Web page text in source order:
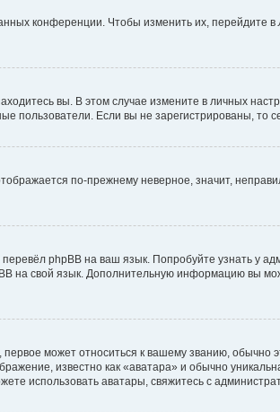
конференции. Чтобы изменить их, перейдите в
вы. В этом случае измените в личных
пользователи. Если вы не зарегистрированы, то
по-прежнему неверное, значит,
phpBB на ваш язык. Попробуйте узнать у
на свой язык. Дополнительную информацию вы
может относиться к вашему званию, обычно
известно как «аватара» и обычно
использовать аватары, свяжитесь с